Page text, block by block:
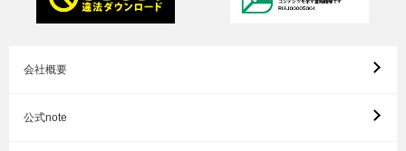
会社概要
公式note